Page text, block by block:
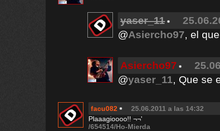
yaser_11
@Asiercho97, el
Asiercho97
@yaser_11, Que se
facu082
25.06.2011 a las 14:32
Plaaagioooo!! ¬¬'
/654514/Ho-Mierda